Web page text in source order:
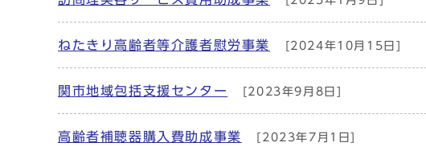
ねたきり高齢者等介護者慰労事業 [2024年10月15日]
関市地域包括支援センター [2023年9月8日]
高齢者補聴器購入費助成事業 [2023年7月1日]